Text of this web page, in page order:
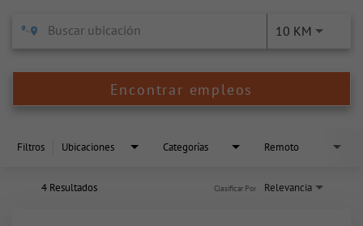
10 KM
Encontrar empleos
Filtros Ubicaciones Categorías Remoto
4 Resultados Relevancia
Clasificar Por